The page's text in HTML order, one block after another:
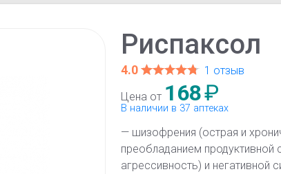
Риспаксол
4.0
1 отзыв
Цена от 168₽
В наличии в 37 аптеках
— шизофрения (острая и
преобладанием продуктивной
агрессивность) и негативной